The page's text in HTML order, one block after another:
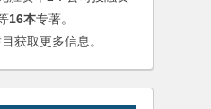
16本专著。
目获取更多信息。